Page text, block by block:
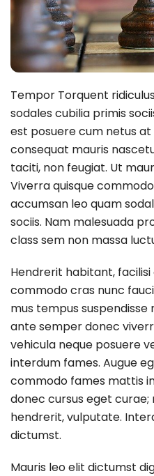
Tempor Torquent
sodales cubilia primis
est posuere cum netus at
consequat mauris
taciti, non feugiat. Ut
Viverra quisque
accumsan leo quam
sociis. Nam malesuada
class sem non massa
Hendrerit habitant,
commodo cras nunc
mus tempus
ante semper donec
vehicula neque posuere
interdum fames. Augue
commodo fames mattis
donec cursus eget
hendrerit, vulputate.
dictumst.
Mauris leo elit dictumst